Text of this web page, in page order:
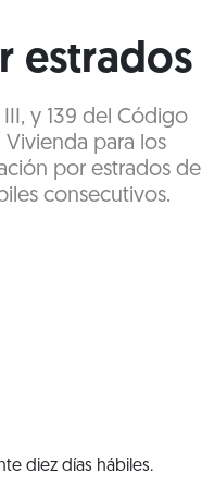
estrados
y 139 del Código
para los
por estrados de
consecutivos.
diez días hábiles.